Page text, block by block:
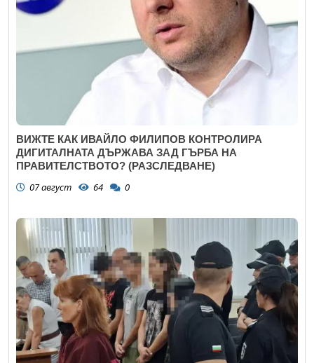
ВИЖТЕ КАК ИВАЙЛО ФИЛИПОВ КОНТРОЛИРА
ДИГИТАЛНАТА ДЪРЖАВА ЗАД ГЪРБА НА
ПРАВИТЕЛСТВОТО? (РАЗСЛЕДВАНЕ)
07 август 64 0